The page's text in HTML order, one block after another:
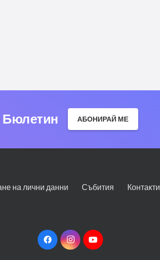
Бюлетин АБОНИРАЙ МЕ
на лични данни Събития Контакти